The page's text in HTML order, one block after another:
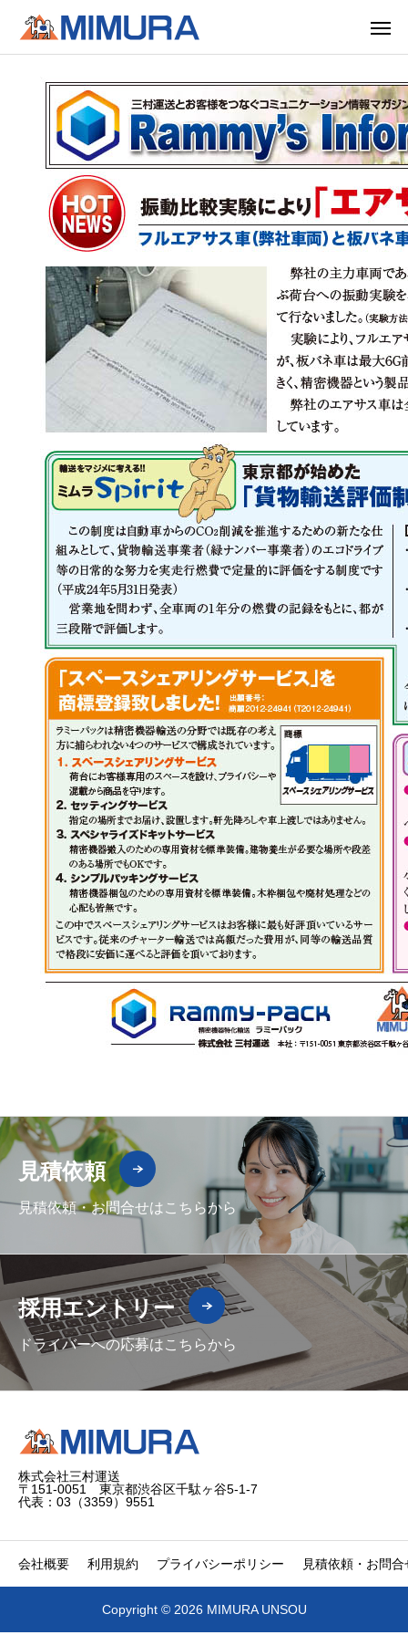
見積依頼
見積依頼・お問合せはこちらから
採用エントリー
ドライバーへの応募はこちらから
株式会社三村運送
〒151-0051 東京都渋谷区千駄ヶ谷5-1-7
代表：03（3359）9551
会社概要 利用規約 プライバシーポリシー 見積依頼・お問合
Copyright © 2026 MIMURA UNSOU